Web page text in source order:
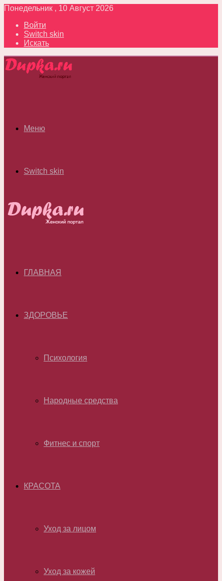
Понедельник , 10 Август 2026
Войти
Switch skin
Искать
Меню
Switch skin
ГЛАВНАЯ
ЗДОРОВЬЕ
Психология
Народные средства
Фитнес и спорт
КРАСОТА
Уход за лицом
Уход за кожей